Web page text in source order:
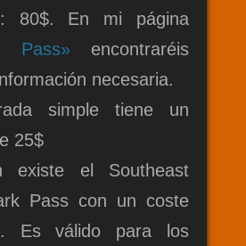
80$. En mi página
Pass» encontraréis
necesaria.
simple tiene un
25$
existe el Southeast
Pass con un coste
Es válido para los